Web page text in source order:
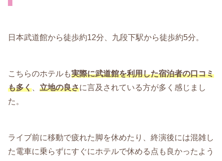
日本武道館から徒歩約12分、九段下駅から徒歩約5分。
こちらのホテルも実際に武道館を利用した宿泊者の口コミ
も多く
立地の良さに言及されている方が多く感じまし
た。
ライブ前に移動で疲れた脚を休めたり、終演後には混雑し
た電車に乗らずにすぐにホテルで休める点も良かったよう